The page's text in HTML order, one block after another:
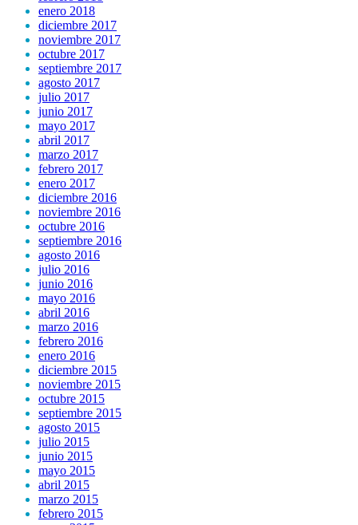
enero 2018
diciembre 2017
noviembre 2017
octubre 2017
septiembre 2017
agosto 2017
julio 2017
junio 2017
mayo 2017
abril 2017
marzo 2017
febrero 2017
enero 2017
diciembre 2016
noviembre 2016
octubre 2016
septiembre 2016
agosto 2016
julio 2016
junio 2016
mayo 2016
abril 2016
marzo 2016
febrero 2016
enero 2016
diciembre 2015
noviembre 2015
octubre 2015
septiembre 2015
agosto 2015
julio 2015
junio 2015
mayo 2015
abril 2015
marzo 2015
febrero 2015